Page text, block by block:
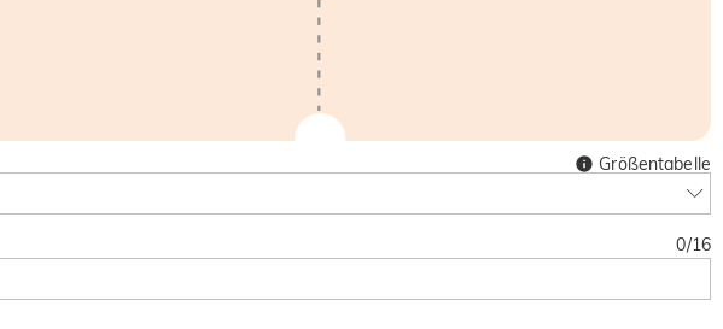
Größentabelle
0/16